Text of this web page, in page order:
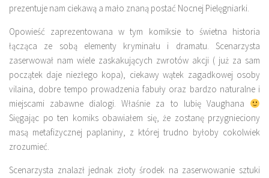
prezentuje nam ciekawą a mało znaną postać Nocnej Pielęgniarki.
Opowieść zaprezentowana w tym komiksie to świetna historia
łącząca ze sobą elementy kryminału i dramatu. Scenarzysta
zaserwował nam wiele zaskakujących zwrotów akcji ( już za sam
początek daje niezłego kopa), ciekawy wątek zagadkowej osoby
vilaina, dobre tempo prowadzenia fabuły oraz bardzo naturalne i
miejscami zabawne dialogi. Właśnie za to lubię Vaughana
Sięgając po ten komiks obawiałem się, że zostanę przygnieciony
masą metafizycznej paplaniny, z której trudno byłoby cokolwiek
zrozumieć.
Scenarzysta znalazł jednak złoty środek na zaserwowanie sztuki